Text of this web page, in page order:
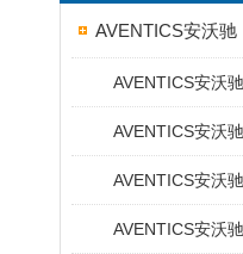
AVENTICS安沃驰
AVENTICS安沃
AVENTICS安沃
AVENTICS安沃
AVENTICS安沃